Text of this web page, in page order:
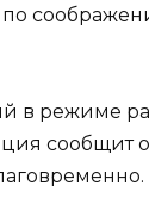
по
в режиме
сообщит